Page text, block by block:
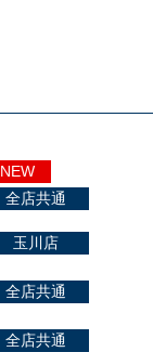
NEW
全店共通
玉川店
全店共通
全店共通